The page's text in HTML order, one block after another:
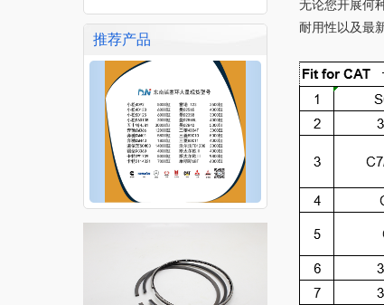
推荐产品
无论您开展何
耐用性以及最